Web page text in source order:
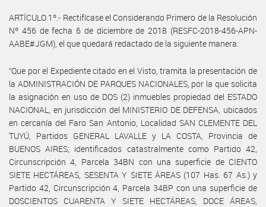
ARTÍCULO 1º.- Rectifícase el Considerando Primero de la Resolución
Nº 456 de fecha 6 de diciembre de 2018 (RESFC-2018-456-APN-
AABE#JGM), el que quedará redactado de la siguiente manera:
“Que por el Expediente citado en el Visto, tramita la presentación de
la ADMINISTRACIÓN DE PARQUES NACIONALES, por la que solicita
la asignación en uso de DOS (2) inmuebles propiedad del ESTADO
NACIONAL, en jurisdicción del MINISTERIO DE DEFENSA, ubicados
en cercanía del Faro San Antonio, Localidad SAN CLEMENTE DEL
TUYÚ, Partidos GENERAL LAVALLE y LA COSTA, Provincia de
BUENOS AIRES; identificados catastralmente como Partido 42,
Circunscripción 4, Parcela 34BN con una superficie de CIENTO
SIETE HECTÁREAS, SESENTA Y SIETE ÁREAS (107 Has. 67 As.) y
Partido 42, Circunscripción 4, Parcela 34BP con una superficie de
DOSCIENTOS CUARENTA Y SIETE HECTÁREAS, DOCE ÁREAS,